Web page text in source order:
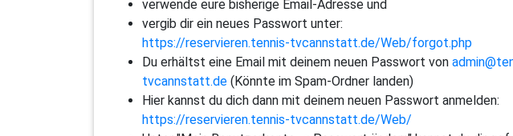
verwende eure bisherige Email-Adresse und
vergib dir ein neues Passwort unter:
https://reservieren.tennis-tvcannstatt.de/Web/forgot.php
Du erhältst eine Email mit deinem neuen Passwort von
tvcannstatt.de (Könnte im Spam-Ordner landen)
Hier kannst du dich dann mit deinem neuen Passwort anmelden:
https://reservieren.tennis-tvcannstatt.de/Web/